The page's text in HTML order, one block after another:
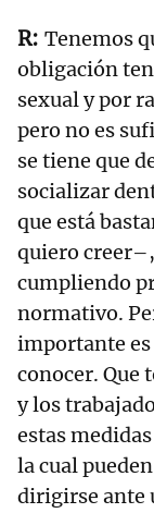
Tenemos
obligación
sexual y por
pero no es
se tiene que
socializar
que está
quiero
cumpliendo
normativo.
importante es
conocer. Que
y los
estas
la cual
dirigirse ante